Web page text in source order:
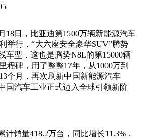
18日，比亚迪第1500万辆新能源汽车
举行，“大六座安全豪华SUV”腾势
车型，这也是腾势N8L的第15000辆
程碑，用了整整17年，从1000万到
个月，再次刷新中国新能源汽车
国汽车工业正式迈入全球引领新阶
计销量418.2万台，同比增长11.3%，